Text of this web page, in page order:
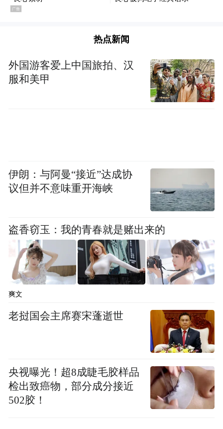
热点新闻
外国游客爱上中国旅拍、汉
服和美甲
伊朗：与阿曼“接近”达成协
议但并不意味重开海峡
盗香窃玉：我的青春就是赌出来的
爽文
老挝国会主席赛宋蓬逝世
央视曝光！超8成睫毛胶样品
检出致癌物，部分成分接近
502胶！